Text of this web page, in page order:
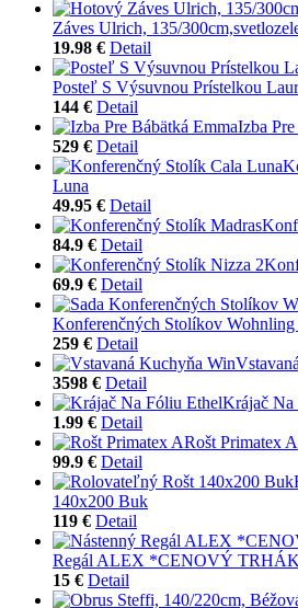
Záves Ulrich, 135/
19.98 € Detail
Posteľ S Výsuvnou Prístelkou
144 € Detail
Izba
529 € Detail
Luna
49.95 € Detail
84.9 € Detail
69.9 € Detail
Konferenčných Stolíkov Wohnling
259 € Detail
3598 € Detail
Krájač Na
1.99 € Detail
Rošt Primatex A
99.9 € Detail
140x200 Buk
119 € Detail
Regál ALEX *CENOVÝ
15 € Detail